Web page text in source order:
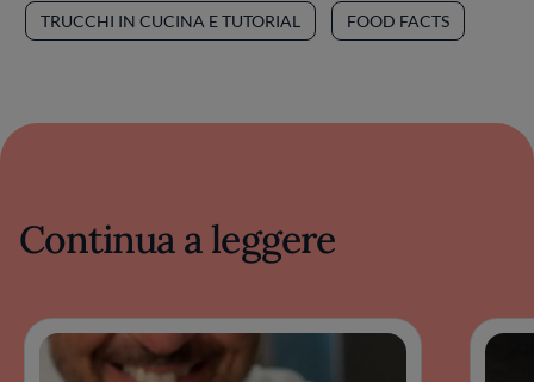
TRUCCHI IN CUCINA E TUTORIAL FOOD FACTS
Continua a leggere